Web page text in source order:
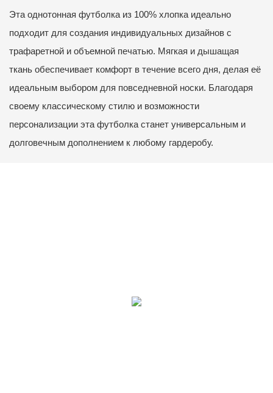
Эта однотонная футболка из 100% хлопка идеально
подходит для создания индивидуальных дизайнов с
трафаретной и объемной печатью. Мягкая и дышащая
ткань обеспечивает комфорт в течение всего дня, делая её
идеальным выбором для повседневной носки. Благодаря
своему классическому стилю и возможности
персонализации эта футболка станет универсальным и
долговечным дополнением к любому гардеробу.